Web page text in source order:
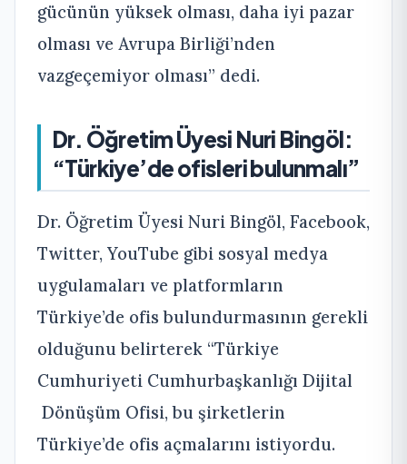
gücünün yüksek olması, daha iyi pazar
olması ve Avrupa Birliği’nden
vazgeçemiyor olması” dedi.
Dr. Öğretim Üyesi Nuri Bingöl:
“Türkiye’de ofisleri bulunmalı”
Dr. Öğretim Üyesi Nuri Bingöl, Facebook,
Twitter, YouTube gibi sosyal medya
uygulamaları ve platformların
Türkiye’de ofis bulundurmasının gerekli
olduğunu belirterek “Türkiye
Cumhuriyeti Cumhurbaşkanlığı Dijital
Dönüşüm Ofisi, bu şirketlerin
Türkiye’de ofis açmalarını istiyordu.